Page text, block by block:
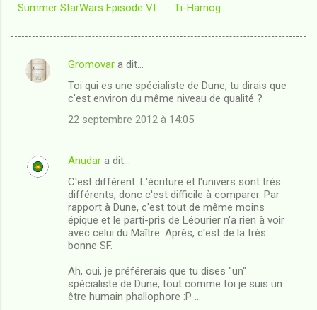
Summer StarWars Episode VI Ti-Harnog
C
n
Gromovar a dit…
Toi qui es une spécialiste de Dune, tu dirais que
c'est environ du même niveau de qualité ?
22 septembre 2012 à 14:05
Anudar a dit…
C'est différent. L'écriture et l'univers sont très
différents, donc c'est difficile à comparer. Par
rapport à Dune, c'est tout de même moins
épique et le parti-pris de Léourier n'a rien à voir
avec celui du Maître. Après, c'est de la très
bonne SF.
Ah, oui, je préférerais que tu dises "un"
spécialiste de Dune, tout comme toi je suis un
être humain phallophore :P ...